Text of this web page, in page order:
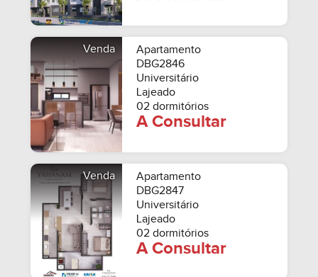
Venda
Apartamento
DBG2846
Universitário
Lajeado
02 dormitórios
A Consultar
Venda
Apartamento
DBG2847
Universitário
Lajeado
02 dormitórios
A Consultar